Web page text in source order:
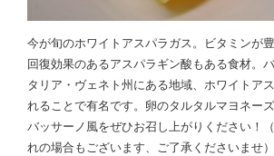
今が旬のホワイトアスパラガス。ビタミンが
回復効果のあるアスパラギン酸もある食材。
タリア・ヴェネト州にある地域、ホワイトア
れることで有名です。卵のタルタルマヨネー
バッサーノ風をぜひお召し上がりください！
れの場合もございます、ご了承くださいませ）